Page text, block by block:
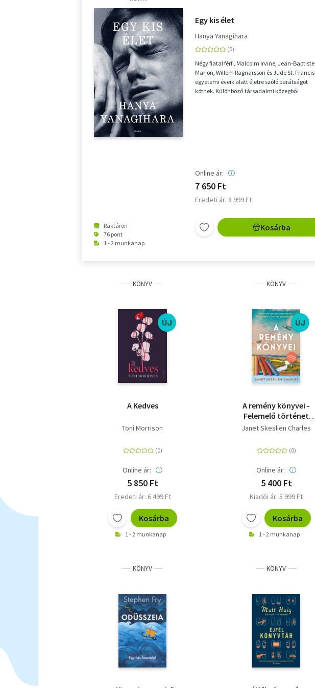
Raktáron
76 pont
1 - 2 munkanap
Egy kis élet
Hanya Yanagihara
Négy fiatal férfi, Malcolm Irvine, Jean-Baptiste
Marion, Willem Ragnarsson és Jude St. Francis
egyetemi éveik alatt életre szóló barátságot
kötnek. Különböző társadalmi közegből
Online ár:
7 650 Ft
Eredeti ár: 8 999 Ft
Kosárba
KÖNYV
ÚJ
A Kedves
Toni Morrison
Online ár:
5 850 Ft
Eredeti ár: 6 499 Ft
Kosárba
1 - 2 munkanap
KÖNYV
ÚJ
A remény könyvei -
Felemelő történet
újrakezdésről,
könyvek gyógyító
erejéről
Janet Skeslien Charles
Online ár:
5 400 Ft
Kiadói ár: 5 999 Ft
Kosárba
1 - 2 munkanap
KÖNYV KÖNYV